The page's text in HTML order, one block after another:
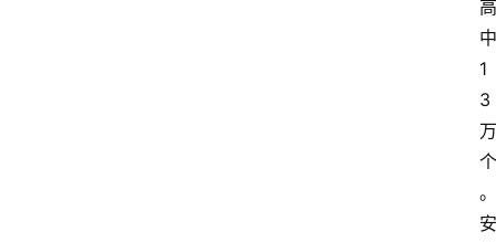
高
中
1
3
万
个
。
安